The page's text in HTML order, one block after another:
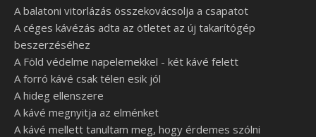
A balatoni vitorlázás összekovácsolja a csapatot
A céges kávézás adta az ötletet az új takarítógép
beszerzéséhez
A Föld védelme napelemekkel - két kávé felett
A forró kávé csak télen esik jól
A hideg ellenszere
A kávé megnyitja az elménket
A kávé mellett tanultam meg, hogy érdemes szólni